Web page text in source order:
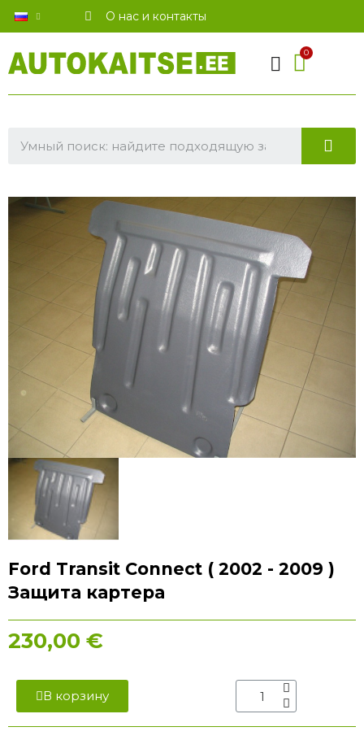
О нас и контакты
Ford Transit Connect ( 2002 - 2009 )
Защита картера
230,00 €
В корзину